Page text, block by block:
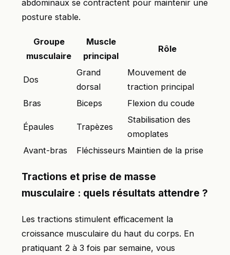
abdominaux se contractent pour maintenir une
posture stable.
Groupe
musculaire
Muscle
principal
Rôle
Dos
Grand
dorsal
Mouvement de
traction principal
Bras
Biceps Flexion du coude
Épaules Trapèzes
Stabilisation des
omoplates
Avant-bras
Fléchisseurs Maintien de la prise
Tractions et prise de masse
musculaire : quels résultats attendre ?
Les tractions stimulent efficacement la
croissance musculaire du haut du corps. En
pratiquant 2 à 3 fois par semaine, vous